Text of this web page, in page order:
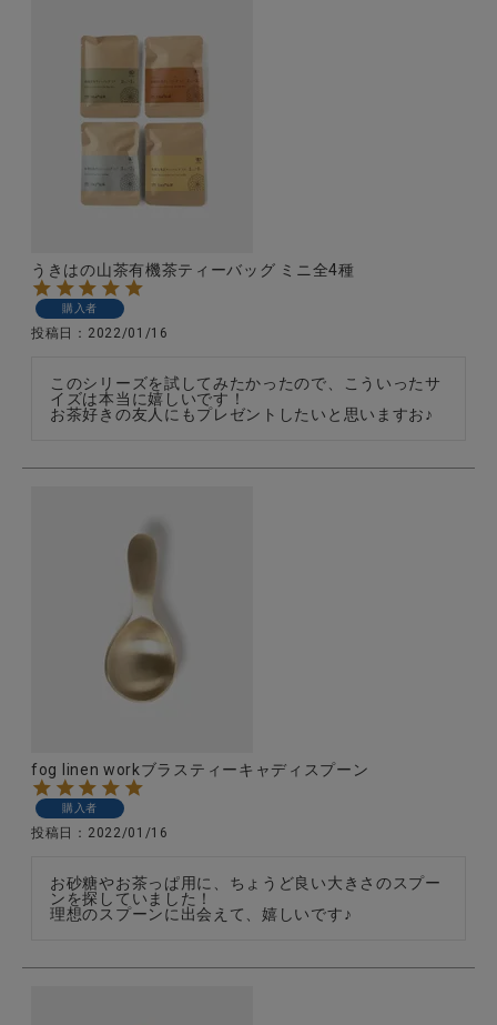
うきはの山茶有機茶ティーバッグ ミニ全4種
購入者
投稿日 2022/01/16
このシリーズを試してみたかったので、こういったサ
イズは本当に嬉しいです！
お茶好きの友人にもプレゼントしたいと思いますお♪
fog linen workブラスティーキャディスプーン
購入者
投稿日 2022/01/16
お砂糖やお茶っぱ用に、ちょうど良い大きさのスプー
ンを探していました！
理想のスプーンに出会えて、嬉しいです♪